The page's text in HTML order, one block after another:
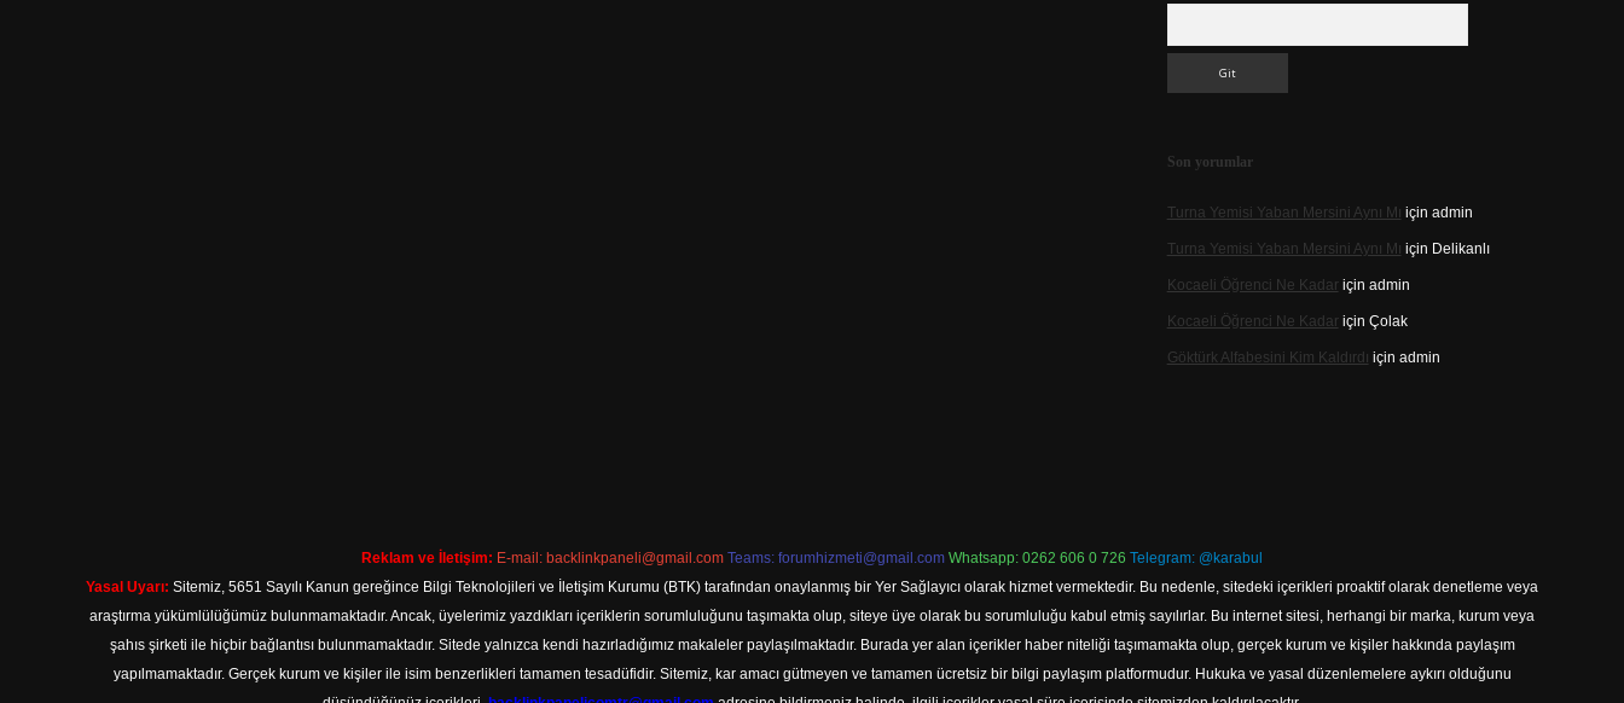
Son yorumlar
Turna Yemisi Yaban Mersini Aynı Mı için admin
Turna Yemisi Yaban Mersini Aynı Mı için Delikanlı
Kocaeli Öğrenci Ne Kadariçin admin
Kocaeli Öğrenci Ne Kadariçin Çolak
Göktürk Alfabesini Kim Kaldırdı için admin
Reklam ve İletişim: E-mail: backlinkpaneli@gmail.com Teams: forumhizmeti@gmail.com Whatsapp: 0262 606 0 726 Telegram: @karabul
Yasal Uyarı: Sitemiz, 5651 Sayılı Kanun gereğince Bilgi Teknolojileri ve İletişim Kurumu (BTK) tarafından onaylanmış bir Yer Sağlayıcı olarak hizmet vermektedir. Bu nedenle, sitedeki içerikleri proaktif olarak denetleme veya
araştırma yükümlülüğümüz bulunmamaktadır. Ancak, üyelerimiz yazdıkları içeriklerin sorumluluğunu taşımakta olup, siteye üye olarak bu sorumluluğu kabul etmiş sayılırlar. Bu internet sitesi, herhangi bir marka, kurum veya
şahıs şirketi ile hiçbir bağlantısı bulunmamaktadır. Sitede yalnızca kendi hazırladığımız makaleler paylaşılmaktadır. Burada yer alan içerikler haber niteliği taşımamakta olup, gerçek kurum ve kişiler hakkında paylaşım
yapılmamaktadır. Gerçek kurum ve kişiler ile isim benzerlikleri tamamen tesadüfidir. Sitemiz, kar amacı gütmeyen ve tamamen ücretsiz bir bilgi paylaşım platformudur. Hukuka ve yasal düzenlemelere aykırı olduğunu